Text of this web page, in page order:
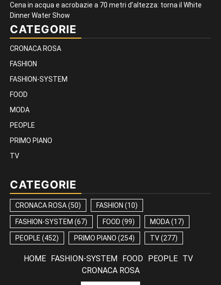
Cena in acqua e acrobazie a 70 metri d’altezza: torna il White
Dinner Water Show
CATEGORIE
CRONACA ROSA
FASHION
FASHION-SYSTEM
FOOD
MODA
PEOPLE
PRIMO PIANO
TV
CATEGORIE
CRONACA ROSA(50) FASHION (10)
FASHION-SYSTEM (67) FOOD (99) MODA(17)
PEOPLE (452) PRIMO PIANO (254) TV(277)
HOME FASHION-SYSTEM FOOD PEOPLE
TV
CRONACA ROSA